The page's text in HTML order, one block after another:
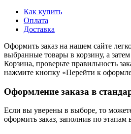
Как купить
Оплата
Доставка
Оформить заказ на нашем сайте
выбранные товары в корзину, а
Корзина, проверьте правильность
нажмите кнопку «Перейти к
Оформление заказа в
Если вы уверены в выборе, то
оформить заказ, заполнив по этапам